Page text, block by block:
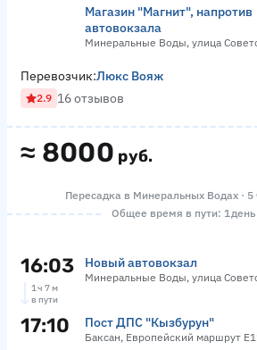
Магазин "Магнит", напротив
автовокзала
Минеральные Воды, улица
≈ 8000 руб.
Перевозчик:Люкс Вояж
2.9 16 отзывов
Пересадка в Минеральных Водах · 5
Общее время в пути: 1 день
16:03 Новый автовокзал
Минеральные Воды, улица
1 ч 7 м
в пути
17:10 Пост ДПС "Кызбурун"
Баксан, Европейский маршрут